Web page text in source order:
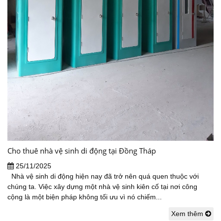
Cho thuê nhà vệ sinh di động tại Đồng Tháp
25/11/2025
Nhà vệ sinh di động hiện nay đã trở nên quá quen thuộc với
chúng ta. Việc xây dựng một nhà vệ sinh kiên cố tại nơi công
cộng là một biện pháp không tối ưu vì nó chiếm...
Xem thêm